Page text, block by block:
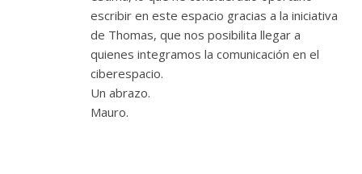
escribir en este espacio gracias a la iniciativa
de Thomas, que nos posibilita llegar a
quienes integramos la comunicación en el
ciberespacio.
Un abrazo.
Mauro.